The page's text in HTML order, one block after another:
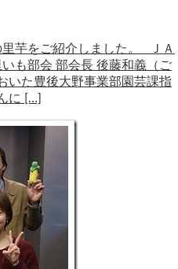
芋をご紹介しました。 ＪＡ
も部会 部会長 後藤和義（ご
いた豊後大野事業部園芸課指
に […]